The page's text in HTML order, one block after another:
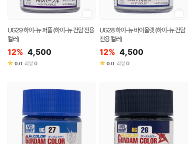
UG29 하이-뉴 퍼플 (하이-뉴 건담 전용
컬러)
12% 4,500
★ 0.0 리뷰0
UG28 하이-뉴 바이올렛 (하이-뉴 건담
전용 컬러)
12% 4,500
★ 0.0 리뷰0